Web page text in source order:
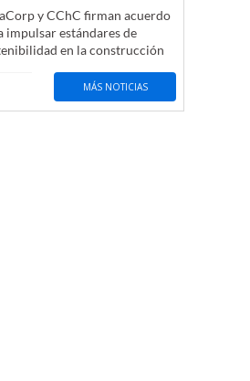
y CChC firman acuerdo
impulsar estándares de
en la construcción
MÁS NOTICIAS